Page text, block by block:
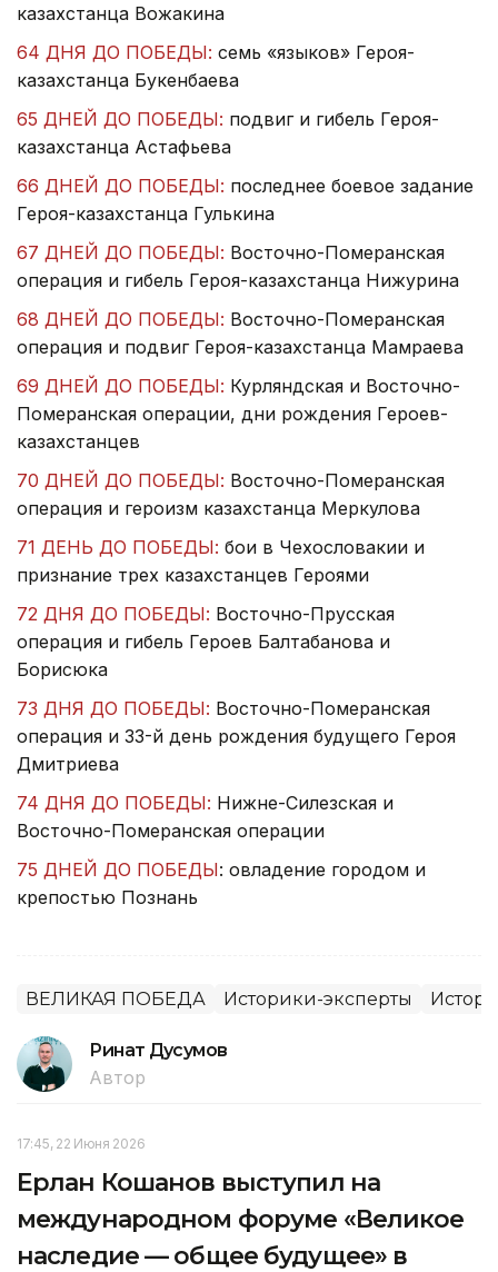
казахстанца Вожакина
64 ДНЯ ДО ПОБЕДЫ: семь «языков» Героя-
казахстанца Букенбаева
65 ДНЕЙ ДО ПОБЕДЫ: подвиг и гибель Героя-
казахстанца Астафьева
66 ДНЕЙ ДО ПОБЕДЫ: последнее боевое задание
Героя-казахстанца Гулькина
67 ДНЕЙ ДО ПОБЕДЫ: Восточно-Померанская
операция и гибель Героя-казахстанца Нижурина
68 ДНЕЙ ДО ПОБЕДЫ: Восточно-Померанская
операция и подвиг Героя-казахстанца Мамраева
69 ДНЕЙ ДО ПОБЕДЫ: Курляндская и Восточно-
Померанская операции, дни рождения Героев-
казахстанцев
70 ДНЕЙ ДО ПОБЕДЫ: Восточно-Померанская
операция и героизм казахстанца Меркулова
71 ДЕНЬ ДО ПОБЕДЫ: бои в Чехословакии и
признание трех казахстанцев Героями
72 ДНЯ ДО ПОБЕДЫ: Восточно-Прусская
операция и гибель Героев Балтабанова и
Борисюка
73 ДНЯ ДО ПОБЕДЫ: Восточно-Померанская
операция и 33-й день рождения будущего Героя
Дмитриева
74 ДНЯ ДО ПОБЕДЫ: Нижне-Силезская и
Восточно-Померанская операции
75 ДНЕЙ ДО ПОБЕДЫ: овладение городом и
крепостью Познань
ВЕЛИКАЯ ПОБЕДА Историки-эксперты
Ринат Дусумов
Автор
17:45, 22 Июня 2026
Ерлан Кошанов выступил на
международном форуме «Великое
наследие — общее будущее» в